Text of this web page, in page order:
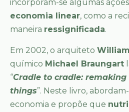
incorporam-se algumas
economia linear, como a
maneira ressignificada.
Em 2002, o arquiteto
químico Michael Braungart
“Cradle to cradle:
things”. Neste livro,
economia e propõe que